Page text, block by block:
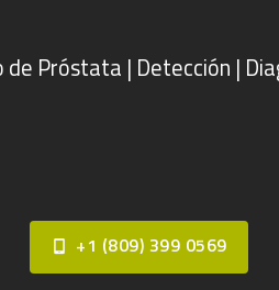
+1 (809) 399 0569